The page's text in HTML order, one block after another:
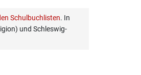
Schulbuchlisten. In
und Schleswig-